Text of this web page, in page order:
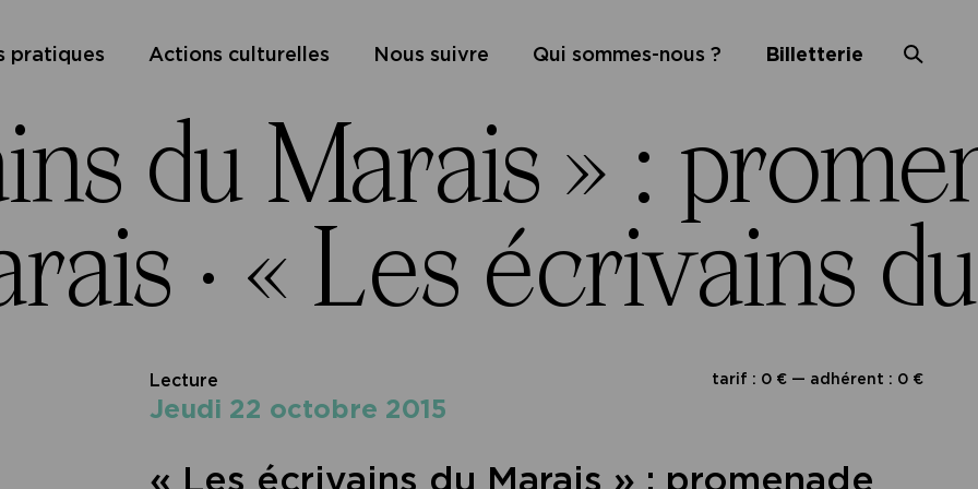
pratiques Actions culturelles Nous suivre Qui sommes-nous ? Billetterie
du Marais » :
· « Les écrivains
tarif : 0 € — adhérent : 0 €
Lecture
jeudi 22 octobre 2015
« Les écrivains du Marais » : promenade